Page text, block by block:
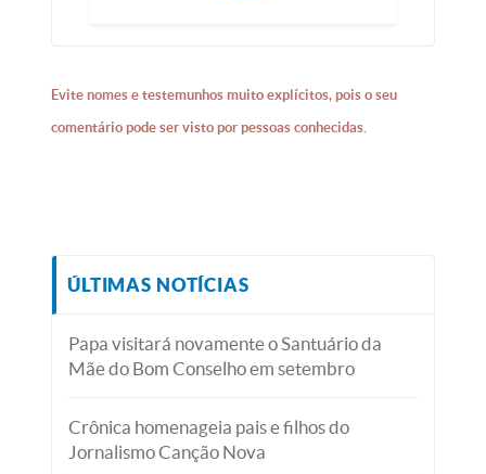
Evite nomes e testemunhos muito explícitos, pois o seu
comentário pode ser visto por pessoas conhecidas.
ÚLTIMAS NOTÍCIAS
Papa visitará novamente o Santuário da
Mãe do Bom Conselho em setembro
Crônica homenageia pais e filhos do
Jornalismo Canção Nova